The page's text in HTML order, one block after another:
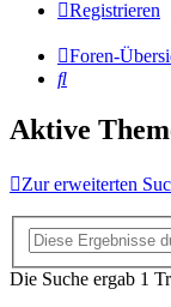
Registrieren
Foren-
Suche
Aktive
Zur erweiterten
Die Suche ergab 1